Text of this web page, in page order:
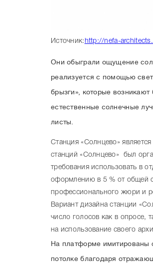
Источник: http://nefa-
Они обыграли ощущение
реализуется с помощью
брызги», которые
естественные солнечные
листы.
Станция «Солнцево»
станций «Солнцево» был
требования использовать в
оформлению в 5 % от общей
профессионального жюри и
Вариант дизайна станции
число голосов как в опросе,
на использование своего
На платформе имитированы
потолке благодаря